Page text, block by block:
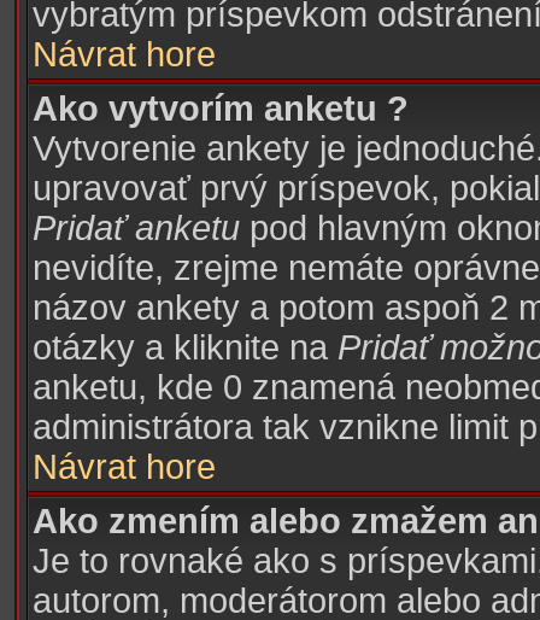
vybratým príspevkom
Návrat hore
Ako vytvorím anketu ?
Vytvorenie ankety je
upravovať prvý príspevok,
Pridať anketu pod hlavným
nevidíte, zrejme nemáte
názov ankety a potom aspoň 2
otázky a kliknite na Pridať
anketu, kde 0 znamená
administrátora tak vznikne limit
Návrat hore
Ako zmením alebo zmažem
Je to rovnaké ako s
autorom, moderátorom alebo